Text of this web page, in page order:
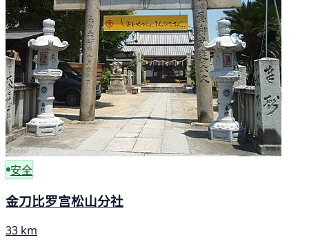
安全
金刀比罗宫松山分社
33 km